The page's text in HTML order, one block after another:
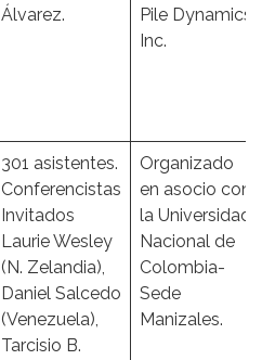
Álvarez.
Pile Dynamics
Inc.
301 asistentes.
Conferencistas
Invitados
Laurie Wesley
(N. Zelandia),
Daniel Salcedo
(Venezuela),
Tarcisio B.
Organizado
en asocio con
la Universidad
Nacional de
Colombia-
Sede
Manizales.